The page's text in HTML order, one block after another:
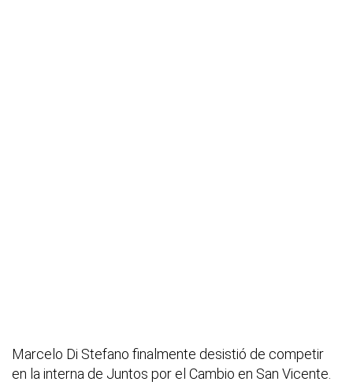
Marcelo Di Stefano finalmente desistió de competir
en la interna de Juntos por el Cambio en San Vicente.